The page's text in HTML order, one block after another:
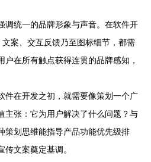
调统一的品牌形象与声音。在软件开
案、交互反馈乃至图标细节，都需
在所有触点获得连贯的品牌感知，
件在开发之初，就需要像策划一个广
主张：它为用户解决了什么问题？与
策划思维能指导产品功能优先级排
文案奠定基调。